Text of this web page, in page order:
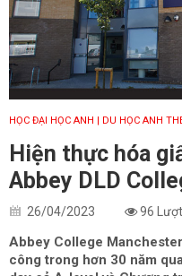
HỌC ĐẠI HỌC ANH | DU HỌC ANH
Hiện thực hóa
Abbey DLD
26/04/2023 96
Abbey College
công trong hơn 30 năm